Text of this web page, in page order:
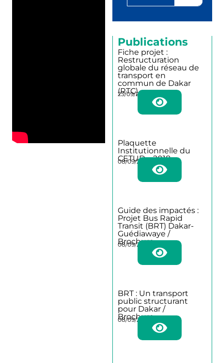
Publications
Fiche projet :
Restructuration
globale du réseau de
transport en
commun de Dakar
(RTC)
23/09/2025
Plaquette
Institutionnelle du
CETUD – 2018
08/09/2025
Guide des impactés :
Projet Bus Rapid
Transit (BRT) Dakar-
Guédiawaye /
Brochure
08/09/2025
BRT : Un transport
public structurant
pour Dakar /
Brochure
08/09/2025